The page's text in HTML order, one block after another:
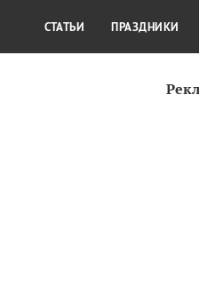
КУЛЬТУРА
СТАТЬИ ПРАЗДНИКИ